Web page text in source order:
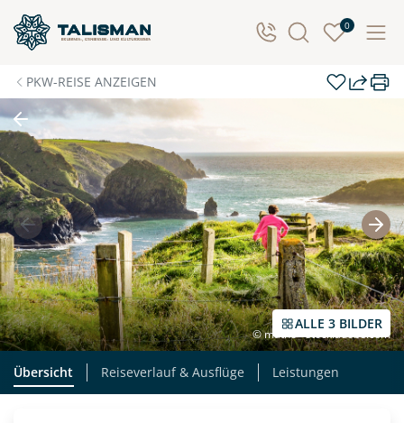
0
PKW-REISE ANZEIGEN
ALLE 3 BILDER
© matho - stock.adobe.com
Übersicht Reiseverlauf & Ausflüge Leistungen